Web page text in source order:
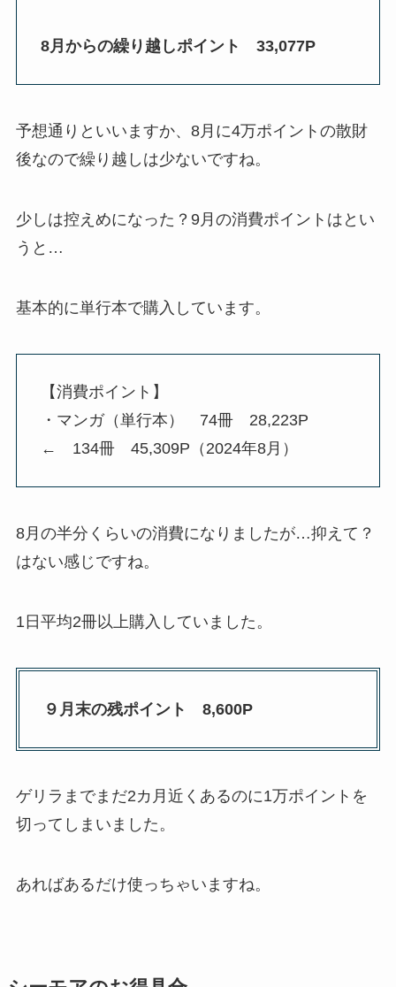
8月からの繰り越しポイント 33,077P
予想通りといいますか、8月に4万ポイントの散財
後なので繰り越しは少ないですね。
少しは控えめになった？9月の消費ポイントはとい
うと…
基本的に単行本で購入しています。
【消費ポイント】
・マンガ（単行本） 74冊 28,223P
← 134冊 45,309P（2024年8月）
8月の半分くらいの消費になりましたが…抑えて？
はない感じですね。
1日平均2冊以上購入していました。
９月末の残ポイント 8,600P
ゲリラまでまだ2カ月近くあるのに1万ポイントを
切ってしまいました。
あればあるだけ使っちゃいますね。